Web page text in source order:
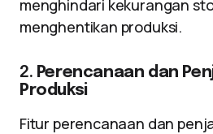
menghindari kekurangan
menghentikan produksi.
2. Perencanaan dan
Produksi
Fitur perencanaan dan